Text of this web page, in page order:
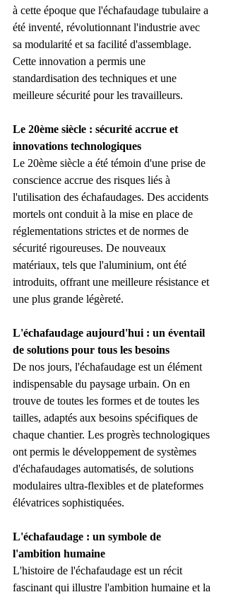
à cette époque que l'échafaudage tubulaire a
été inventé, révolutionnant l'industrie avec
sa modularité et sa facilité d'assemblage.
Cette innovation a permis une
standardisation des techniques et une
meilleure sécurité pour les travailleurs.
Le 20ème siècle : sécurité accrue et
innovations technologiques
Le 20ème siècle a été témoin d'une prise de
conscience accrue des risques liés à
l'utilisation des échafaudages. Des accidents
mortels ont conduit à la mise en place de
réglementations strictes et de normes de
sécurité rigoureuses. De nouveaux
matériaux, tels que l'aluminium, ont été
introduits, offrant une meilleure résistance et
une plus grande légèreté.
L'échafaudage aujourd'hui : un éventail
de solutions pour tous les besoins
De nos jours, l'échafaudage est un élément
indispensable du paysage urbain. On en
trouve de toutes les formes et de toutes les
tailles, adaptés aux besoins spécifiques de
chaque chantier. Les progrès technologiques
ont permis le développement de systèmes
d'échafaudages automatisés, de solutions
modulaires ultra-flexibles et de plateformes
élévatrices sophistiquées.
L'échafaudage : un symbole de
l'ambition humaine
L'histoire de l'échafaudage est un récit
fascinant qui illustre l'ambition humaine et la